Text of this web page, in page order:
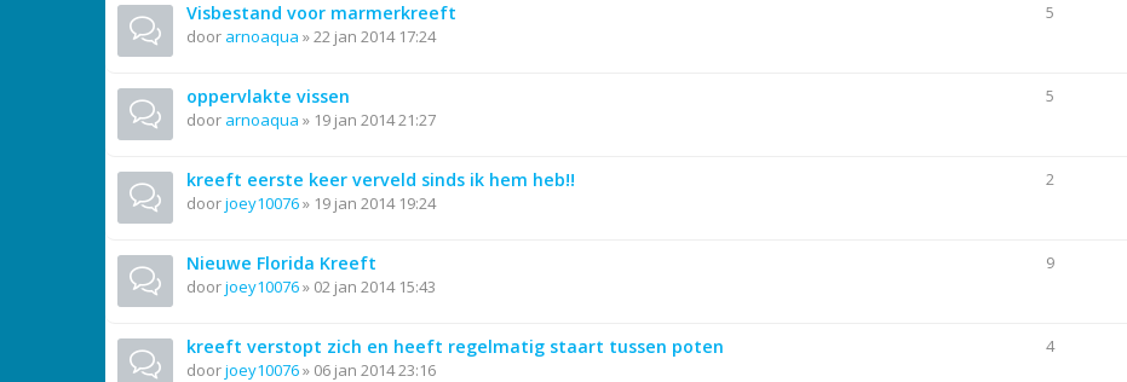
Visbestand voor marmerkreeft
door arnoaqua »22 jan 2014 17:24
5
oppervlakte vissen
door arnoaqua » 19 jan 2014 21:27
5
kreeft eerste keer verveld sinds ik hem heb!!
doorjoey10076» 19 jan 2014 19:24
2
Nieuwe Florida Kreeft
doorjoey10076» 02 jan 2014 15:43
9
kreeft verstopt zich en heeft regelmatig staart tussen poten
doorjoey10076» 06 jan 2014 23:16
4